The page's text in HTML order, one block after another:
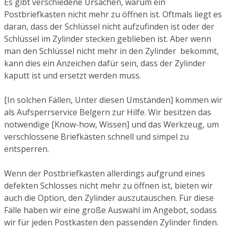
Postbriefkasten nicht mehr zu öffnen ist. Oftmals liegt es
daran, dass der Schlüssel nicht aufzufinden ist oder der
Schlüssel im Zylinder stecken geblieben ist. Aber wenn
man den Schlüssel nicht mehr in den Zylinder bekommt,
kann dies ein Anzeichen dafür sein, dass der Zylinder
kaputt ist und ersetzt werden muss.
[In solchen Fällen, Unter diesen Umständen] kommen wir
als Aufsperrservice Belgern zur Hilfe. Wir besitzen das
notwendige [Know-how, Wissen] und das Werkzeug, um
verschlossene Briefkästen schnell und simpel zu
entsperren.
Wenn der Postbriefkasten allerdings aufgrund eines
defekten Schlosses nicht mehr zu öffnen ist, bieten wir
auch die Option, den Zylinder auszutauschen. Für diese
Fälle haben wir eine große Auswahl im Angebot, sodass
wir für jeden Postkasten den passenden Zylinder finden.